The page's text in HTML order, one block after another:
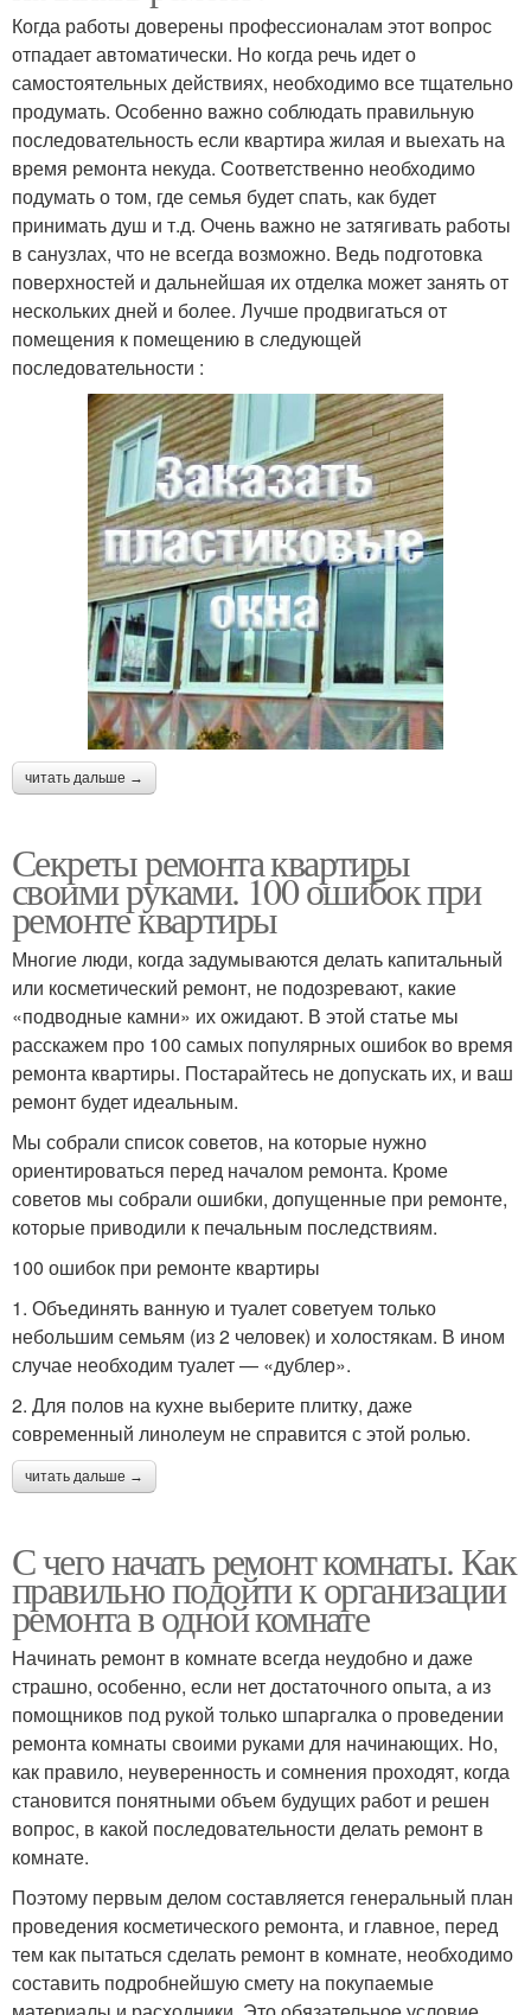
Когда работы доверены профессионалам этот вопрос
отпадает автоматически. Но когда речь идет о
самостоятельных действиях, необходимо все тщательно
продумать. Особенно важно соблюдать правильную
последовательность если квартира жилая и выехать на
время ремонта некуда. Соответственно необходимо
подумать о том, где семья будет спать, как будет
принимать душ и т.д. Очень важно не затягивать работы
в санузлах, что не всегда возможно. Ведь подготовка
поверхностей и дальнейшая их отделка может занять от
нескольких дней и более. Лучше продвигаться от
помещения к помещению в следующей
последовательности :
читать дальше →
Секреты ремонта квартиры
своими руками. 100 ошибок при
ремонте квартиры
Многие люди, когда задумываются делать капитальный
или косметический ремонт, не подозревают, какие
«подводные камни» их ожидают. В этой статье мы
расскажем про 100 самых популярных ошибок во время
ремонта квартиры. Постарайтесь не допускать их, и ваш
ремонт будет идеальным.
Мы собрали список советов, на которые нужно
ориентироваться перед началом ремонта. Кроме
советов мы собрали ошибки, допущенные при ремонте,
которые приводили к печальным последствиям.
100 ошибок при ремонте квартиры
1. Объединять ванную и туалет советуем только
небольшим семьям (из 2 человек) и холостякам. В ином
случае необходим туалет — «дублер».
2. Для полов на кухне выберите плитку, даже
современный линолеум не справится с этой ролью.
читать дальше →
С чего начать ремонт комнаты. Как
правильно подойти к организации
ремонта в одной комнате
Начинать ремонт в комнате всегда неудобно и даже
страшно, особенно, если нет достаточного опыта, а из
помощников под рукой только шпаргалка о проведении
ремонта комнаты своими руками для начинающих. Но,
как правило, неуверенность и сомнения проходят, когда
становится понятными объем будущих работ и решен
вопрос, в какой последовательности делать ремонт в
комнате.
Поэтому первым делом составляется генеральный план
проведения косметического ремонта, и главное, перед
тем как пытаться сделать ремонт в комнате, необходимо
составить подробнейшую смету на покупаемые